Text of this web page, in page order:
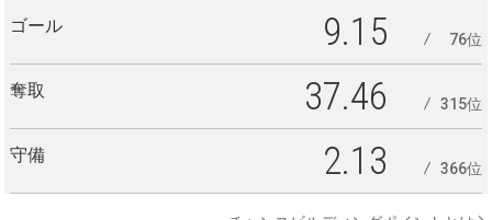
ゴール 9.15 76位
奪取 37.46 315位
守備 2.13 366位